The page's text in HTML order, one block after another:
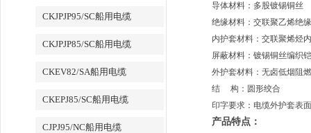
CKJPJP95/SC船用电缆
CKJPJP85/SC船用电缆
CKEV82/SA船用电缆
CKEPJ85/SC船用电缆
CJPJ95/NC船用电缆
导体材料：多股镀锡铜丝
绝缘材料：交联聚乙烯绝
内护套材料：交联聚烯烃
屏蔽材料：镀锡铜丝编织
外护套材料：无卤低烟阻
结 构：圆形绞合
印字要求：电缆外护套表
产品特点：